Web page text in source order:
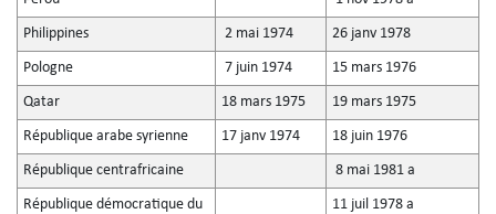
Philippines 2 mai 1974 26 janv 1978
Pologne 7 juin 1974 15 mars 1976
Qatar 18 mars 1975 19 mars 1975
République arabe syrienne 17 janv 1974 18 juin 1976
République centrafricaine 8 mai 1981 a
République démocratique du
11 juil 1978 a